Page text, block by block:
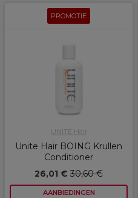
PROMOTIE
UNITE Hair
Unite Hair BOING Krullen
Conditioner
26,01 € 30,60 €
AANBIEDINGEN